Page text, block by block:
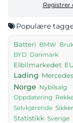
Registrer
Populære
Batteri BMW
BYD Danmark
Elbilmarkedet EU
Lading
Norge Nybilsalg
Oppdatering
Selvkjørende
Statistikk Sverige